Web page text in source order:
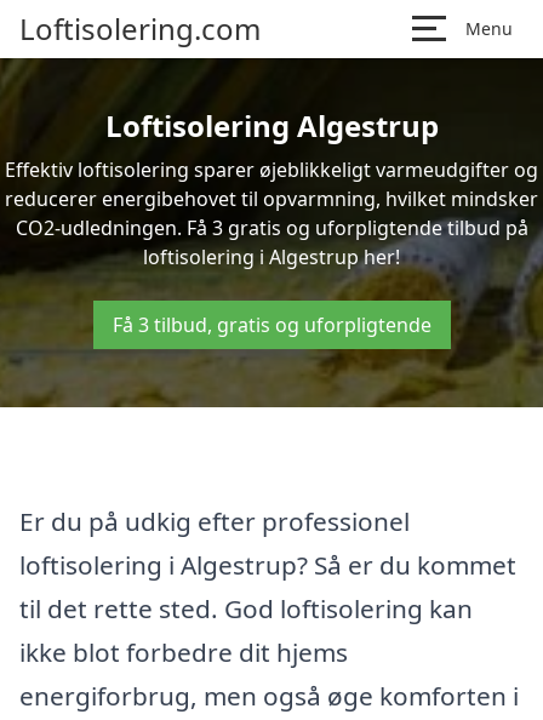
Loftisolering.com Menu
Loftisolering Algestrup
Effektiv loftisolering sparer øjeblikkeligt varmeudgifter og
reducerer energibehovet til opvarmning, hvilket mindsker
CO2-udledningen. Få 3 gratis og uforpligtende tilbud på
loftisolering i Algestrup her!
Få 3 tilbud, gratis og uforpligtende
Er du på udkig efter professionel
loftisolering i Algestrup? Så er du kommet
til det rette sted. God loftisolering kan
ikke blot forbedre dit hjems
energiforbrug, men også øge komforten i